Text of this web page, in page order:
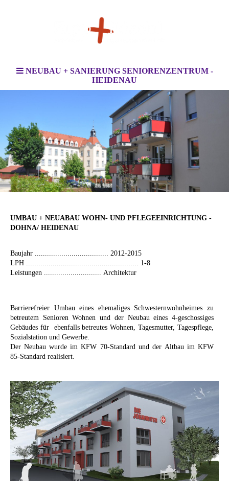
NEUBAU + SANIERUNG SENIORENZENTRUM -
HEIDENAU
UMBAU + NEUABAU WOHN- UND PFLEGEEINRICHTUNG -
DOHNA/ HEIDENAU
Baujahr .................................... 2012-2015
LPH ....................................................... 1-8
Leistungen ............................ Architektur
Barrierefreier Umbau eines ehemaliges Schwesternwohnheimes zu
betreutem Senioren Wohnen und der Neubau eines 4-geschossiges
Gebäudes für ebenfalls betreutes Wohnen, Tagesmutter, Tagespflege,
Sozialstation und Gewerbe.
Der Neubau wurde im KFW 70-Standard und der Altbau im KFW
85-Standard realisiert.